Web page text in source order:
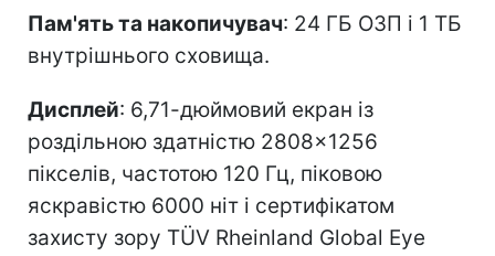
Пам'ять та накопичувач: 24 ГБ ОЗП і 1 ТБ
внутрішнього сховища.
Дисплей: 6,71-дюймовий екран із
роздільною здатністю 2808×1256
пікселів, частотою 120 Гц, піковою
яскравістю 6000 ніт і сертифікатом
захисту зору TÜV Rheinland Global Eye